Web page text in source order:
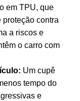
em TPU, que
contra
a riscos e
o carro com
Um cupê
tempo do
e